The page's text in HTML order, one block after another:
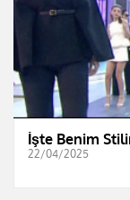
İşte Benim
22/04/2025